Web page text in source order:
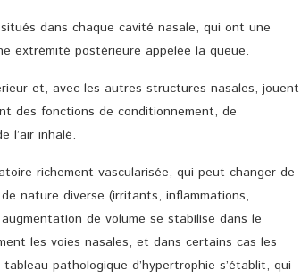
dans chaque cavité nasale, qui ont une
extrémité postérieure appelée la queue.
et, avec les autres structures nasales, jouent
des fonctions de conditionnement, de
l’air inhalé.
richement vascularisée, qui peut changer de
nature diverse (irritants, inflammations,
de volume se stabilise dans le
les voies nasales, et dans certains cas les
pathologique d’hypertrophie s’établit, qui